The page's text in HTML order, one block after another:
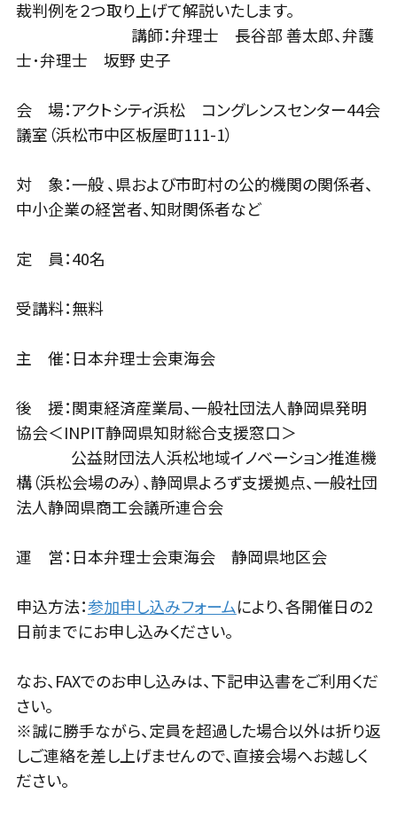
裁判例を２つ取り上げて解説いたします。
講師：弁理士 長谷部 善太郎、弁護
士･弁理士 坂野 史子
会 場：アクトシティ浜松 コングレンスセンター44会
議室（浜松市中区板屋町111-1）
対 象：一般 、県および市町村の公的機関の関係者、
中小企業の経営者、知財関係者など
定 員：40名
受講料：無料
主 催：日本弁理士会東海会
後 援：関東経済産業局、一般社団法人静岡県発明
協会＜INPIT静岡県知財総合支援窓口＞
公益財団法人浜松地域イノベーション推進機
構（浜松会場のみ）、静岡県よろず支援拠点、一般社団
法人静岡県商工会議所連合会
運 営：日本弁理士会東海会 静岡県地区会
申込方法：参加申し込みフォームにより、各開催日の2
日前までにお申し込みください。
なお、FAXでのお申し込みは、下記申込書をご利用くだ
さい。
※誠に勝手ながら、定員を超過した場合以外は折り返
しご連絡を差し上げませんので、直接会場へお越しく
ださい。